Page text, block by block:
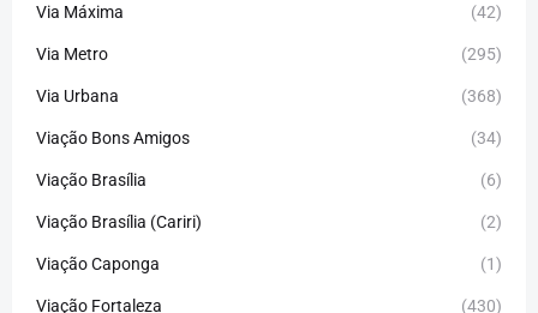
Via Máxima (42)
Via Metro (295)
Via Urbana (368)
Viação Bons Amigos (34)
Viação Brasília (6)
Viação Brasília (Cariri) (2)
Viação Caponga (1)
Viação Fortaleza (430)